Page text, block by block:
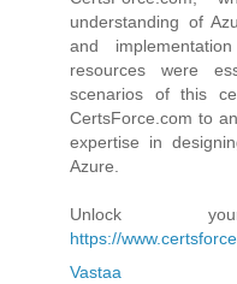
understanding of
and
resources were
scenarios of this
CertsForce.com to
expertise in
Azure.
Unlock
https://
Vastaa